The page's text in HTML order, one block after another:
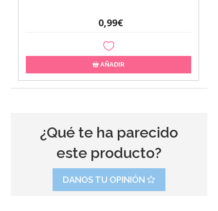
0,99€
AÑADIR
¿Qué te ha parecido
este producto?
DANOS TU OPINIÓN